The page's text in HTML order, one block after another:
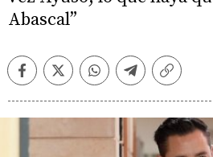
Abascal”
FacebookTwitterWhatsappTelegramCopiar